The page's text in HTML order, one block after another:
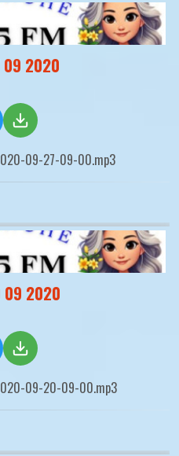
09 2020
09-27-09-00.mp3
09 2020
09-20-09-00.mp3